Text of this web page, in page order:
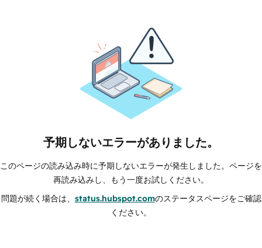
予期しないエラーがありました。
このページの読み込み時に予期しないエラーが発生しました。ページを
再読み込みし、もう一度お試しください。
問題が続く場合は、 status.hubspot.comのステータスページをご確認
ください。